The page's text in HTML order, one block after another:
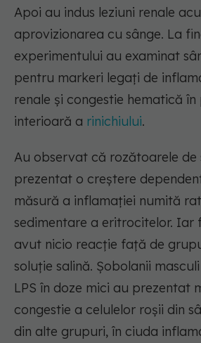
Apoi au indus leziuni renale
aprovizionarea cu sânge. La
experimentului au examinat
pentru markeri legați de
renale și congestie hematică
interioară a rinichiului.
Au observat că rozătoarele de
prezentat o creștere
măsură a inflamației numită
sedimentare a eritrocitelor. Iar
avut nicio reacție față de
soluție salină. Șobolanii
LPS în doze mici au prezentat
congestie a celulelor roșii din
din alte grupuri, în ciuda